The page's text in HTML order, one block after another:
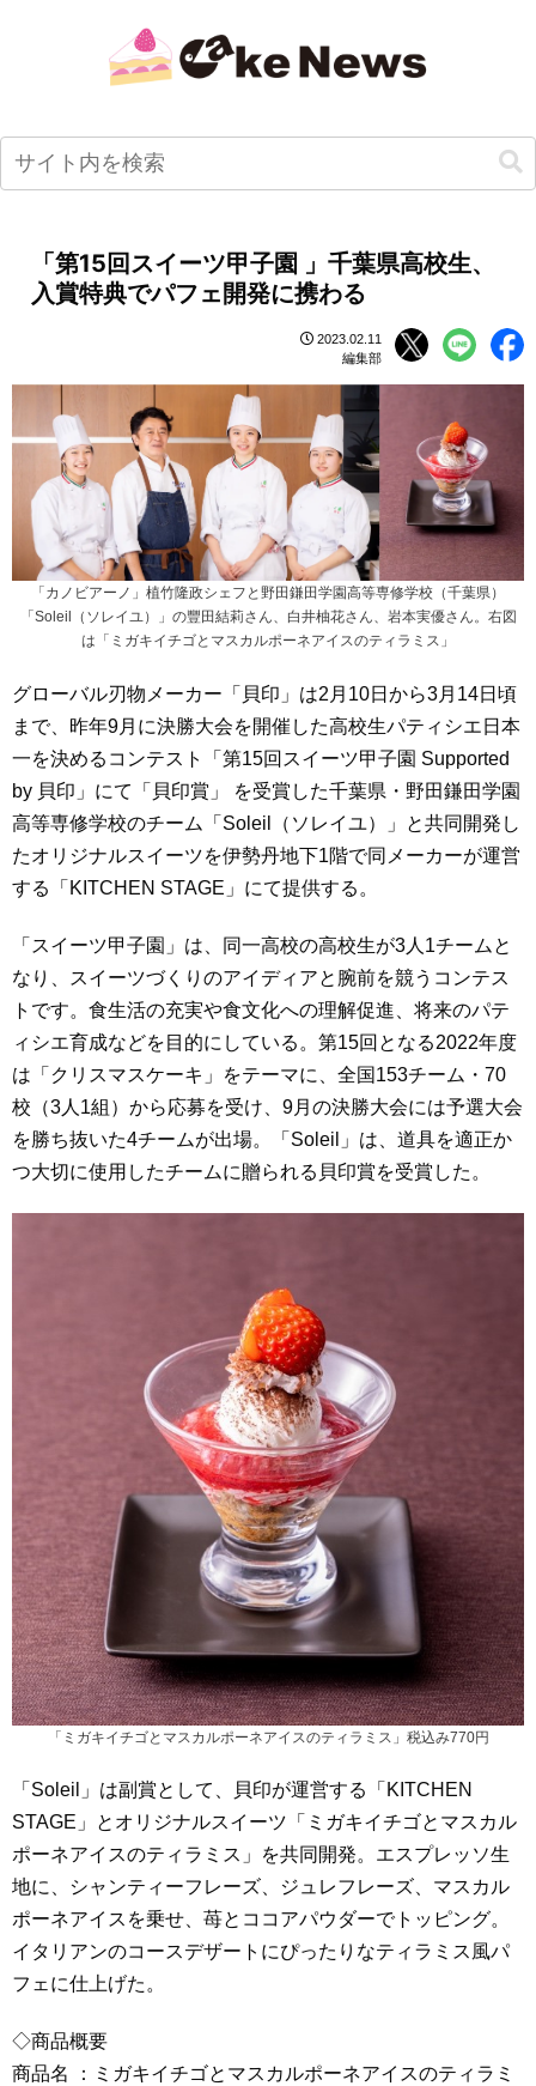
「第15回スイーツ甲子園 」千葉県高校生、
入賞特典でパフェ開発に携わる
2023.02.11
編集部
「カノビアーノ」植竹隆政シェフと野田鎌田学園高等専修学校（千葉県）
「Soleil（ソレイユ）」の豐田結莉さん、白井柚花さん、岩本実優さん。右図
は「ミガキイチゴとマスカルポーネアイスのティラミス」
グローバル刃物メーカー「貝印」は2月10日から3月14日頃
まで、昨年9月に決勝大会を開催した高校生パティシエ日本
一を決めるコンテスト「第15回スイーツ甲子園 Supported
by 貝印」にて「貝印賞」 を受賞した千葉県・野田鎌田学園
高等専修学校のチーム「Soleil（ソレイユ）」と共同開発し
たオリジナルスイーツを伊勢丹地下1階で同メーカーが運営
する「KITCHEN STAGE」にて提供する。
「スイーツ甲子園」は、同一高校の高校生が3人1チームと
なり、スイーツづくりのアイディアと腕前を競うコンテス
トです。食生活の充実や食文化への理解促進、将来のパテ
ィシエ育成などを目的にしている。第15回となる2022年度
は「クリスマスケーキ」をテーマに、全国153チーム・70
校（3人1組）から応募を受け、9月の決勝大会には予選大会
を勝ち抜いた4チームが出場。「Soleil」は、道具を適正か
つ大切に使用したチームに贈られる貝印賞を受賞した。
「ミガキイチゴとマスカルポーネアイスのティラミス」税込み770円
「Soleil」は副賞として、貝印が運営する「KITCHEN
STAGE」とオリジナルスイーツ「ミガキイチゴとマスカル
ポーネアイスのティラミス」を共同開発。エスプレッソ生
地に、シャンティーフレーズ、ジュレフレーズ、マスカル
ポーネアイスを乗せ、苺とココアパウダーでトッピング。
イタリアンのコースデザートにぴったりなティラミス風パ
フェに仕上げた。
◇商品概要
商品名 ：ミガキイチゴとマスカルポーネアイスのティラミ